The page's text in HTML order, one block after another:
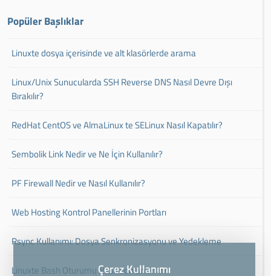
Popüler Başlıklar
Linuxte dosya içerisinde ve alt klasörlerde arama
Linux/Unix Sunucularda SSH Reverse DNS Nasıl Devre Dışı
Bırakılır?
RedHat CentOS ve AlmaLinux te SELinux Nasıl Kapatılır?
Sembolik Link Nedir ve Ne İçin Kullanılır?
PF Firewall Nedir ve Nasıl Kullanılır?
Web Hosting Kontrol Panellerinin Portları
Rsync Kullanımı: Dosya Senkronizasyonu ve Yedekleme
Linuxte Bash Oturumu Nasıl Sonlandırılır?
Çerez Kullanımı